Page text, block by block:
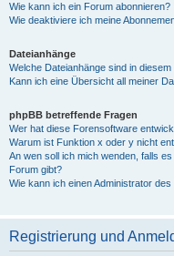
Wie kann ich ein Forum abonnieren?
Wie deaktiviere ich meine
Dateianhänge
Welche Dateianhänge sind in
Kann ich eine Übersicht all meiner
phpBB betreffende Fragen
Wer hat diese Forensoftware
Warum ist Funktion x oder y nicht
An wen soll ich mich wenden, falls
Forum gibt?
Wie kann ich einen Administrator
Registrierung und